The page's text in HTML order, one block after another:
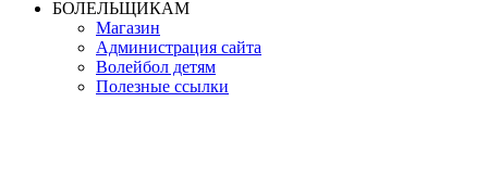
БОЛЕЛЬЩИКАМ
Магазин
Администрация сайта
Волейбол детям
Полезные ссылки